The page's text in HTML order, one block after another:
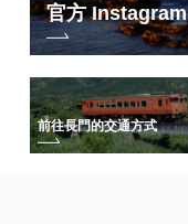
官方 Instagram
前往長門的交通方式